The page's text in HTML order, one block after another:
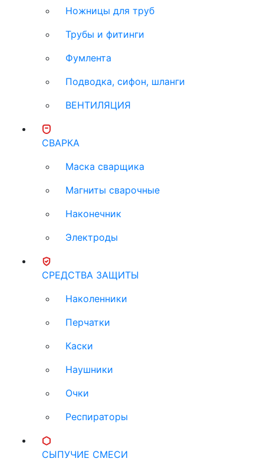
Ножницы для труб
Трубы и фитинги
Фумлента
Подводка, сифон, шланги
ВЕНТИЛЯЦИЯ
СВАРКА
Маска сварщика
Магниты сварочные
Наконечник
Электроды
СРЕДСТВА ЗАЩИТЫ
Наколенники
Перчатки
Каски
Наушники
Очки
Респираторы
СЫПУЧИЕ СМЕСИ